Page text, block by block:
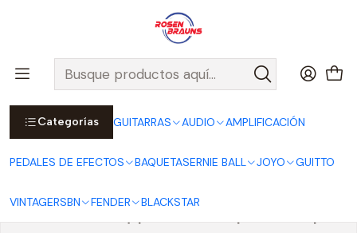
Categorías GUITARRAS AUDIO AMPLIFICACIÓN
PEDALES DE EFECTOS BAQUETASERNIE BALL JOYO GUITTO
VINTAGERSBN FENDER BLACKSTAR
Por compras sobre $25.000 en Santiago urbano, Colina o
Padre Hurtado, incluimos el despacho!
Ver Detalles
Inicio FENDER CUERDAS FENDER Cuerdas Ukelele FENDER
Cuerdas Ukelele FENDER